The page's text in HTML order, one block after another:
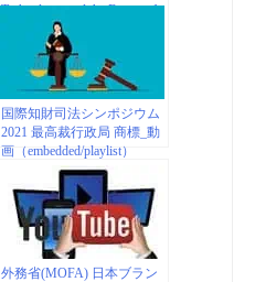
Technology, and the Future of
Creative Industries
国際知財司法シンポジウム
2021 最高裁行政局 商標_動
画（embedded/playlist）
外務省(MOFA) 日本ブラン